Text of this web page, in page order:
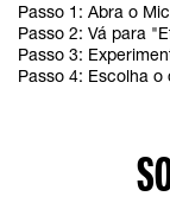
Passo 1: Abra o
Passo 2: Vá para
Passo 3:
Passo 4: Escolha